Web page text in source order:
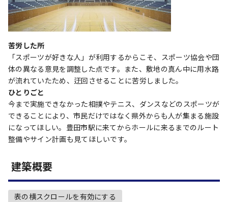
苦労した所
「スポーツが好きな人」が利用するからこそ、スポーツ協会や団
体の異なる意見を調整した点です。また、敷地の真ん中に用水路
が流れていたため、迂回させることに苦労しました。
ひとりごと
今まで実施できなかった相撲やテニス、ダンスなどのスポーツが
できることにより、市民だけではなく県外からも人が集まる施設
になってほしい。豊田市駅に来てからホールに来るまでのルート
整備やサイン計画も見てほしいです。
建築概要
表の横スクロールを有効にする